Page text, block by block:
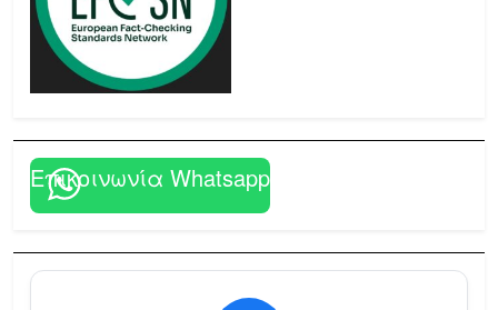
Επικοινωνία Whatsapp